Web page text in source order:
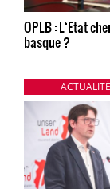
OPLB : L‘Etat
basque ?
ACTUALITÉ